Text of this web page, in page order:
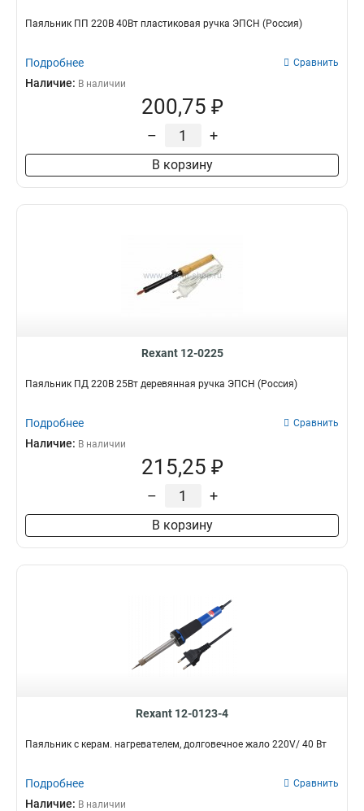
Паяльник ПП 220В 40Вт пластиковая ручка ЭПСН (Россия)
Подробнее Сравнить
Наличие: В наличии
200,75 ₽
– +
В корзину
Rexant 12-0225
Паяльник ПД 220В 25Вт деревянная ручка ЭПСН (Россия)
Подробнее Сравнить
Наличие: В наличии
215,25 ₽
– +
В корзину
Rexant 12-0123-4
Паяльник с керам. нагревателем, долговечное жало 220V/ 40 Вт
Подробнее Сравнить
Наличие: В наличии